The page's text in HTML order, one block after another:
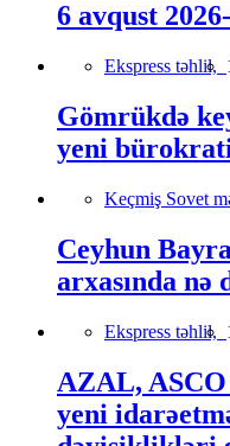
6 avqust
Ekspress təhlil,
Gömrükdə
yeni
Keçmiş Sovet
Ceyhun
arxasında nə
Ekspress təhlil,
AZAL, ASCO
yeni